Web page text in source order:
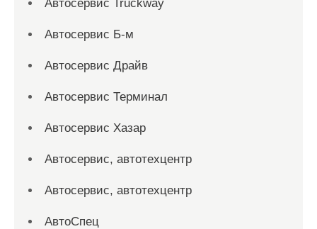
Автосервис Truckway
Автосервис Б-м
Автосервис Драйв
Автосервис Терминал
Автосервис Хазар
Автосервис, автотехцентр
Автосервис, автотехцентр
АвтоСпец